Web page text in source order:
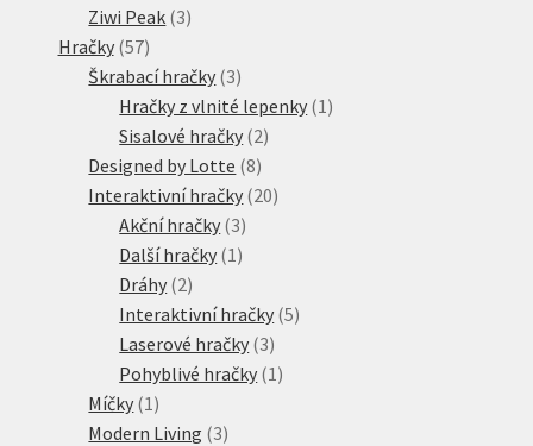
Ziwi Peak 33
Hračky 5757
produktů
Škrabací hračky 33
produkty
Hračky z vlnité lepenky 1 1
Sisalové hračky 22
Designed by Lotte 88
produktů
Interaktivní hračky 2020
Akční hračky 33
produkty
Další hračky 1 1
Dráhy 22
produkty
Interaktivní hračky 55
Laserové hračky 33
produkty
Pohyblivé hračky 1 1
Míčky 1 1
produkt
Modern Living 33